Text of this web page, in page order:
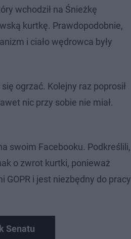
wchodził na Śnieżkę
kurtkę. Prawdopodobnie,
i ciało wędrowca były
ogrzać. Kolejny raz poprosił
nic przy sobie nie miał.
swoim Facebooku. Podkreślili,
o zwrot kurtki, ponieważ
i jest niezbędny do pracy
Senatu